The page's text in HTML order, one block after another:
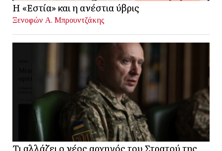
Η «Εστία» και η ανέστια ύβρις
Ξενοφών Α. Μπρουντζάκης